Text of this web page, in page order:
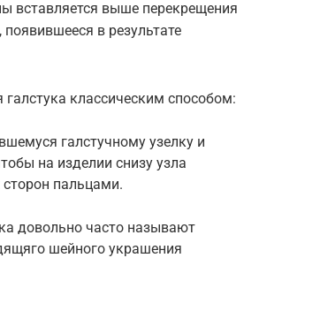
вставляется выше перекрещения
в результате
классическим способом:
галстучному узелку и
на изделии снизу узла
сторон пальцами.
довольно часто называют
шейного украшения